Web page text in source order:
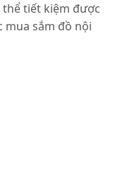
thể tiết kiệm được
mua sắm đồ nội